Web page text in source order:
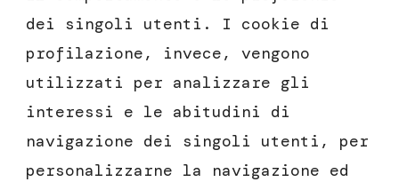
dei singoli utenti. I cookie di
profilazione, invece, vengono
utilizzati per analizzare gli
interessi e le abitudini di
navigazione dei singoli utenti, per
personalizzarne la navigazione ed